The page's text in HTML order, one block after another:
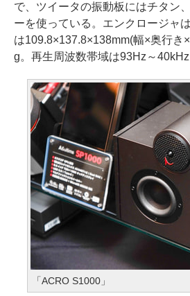
で、ツイータの振動板にはチタン
ーを使っている。エンクロージャ
は109.8×137.8×138mm(幅×奥行き
g。再生周波数帯域は93Hz～40kHz
「ACRO S1000」